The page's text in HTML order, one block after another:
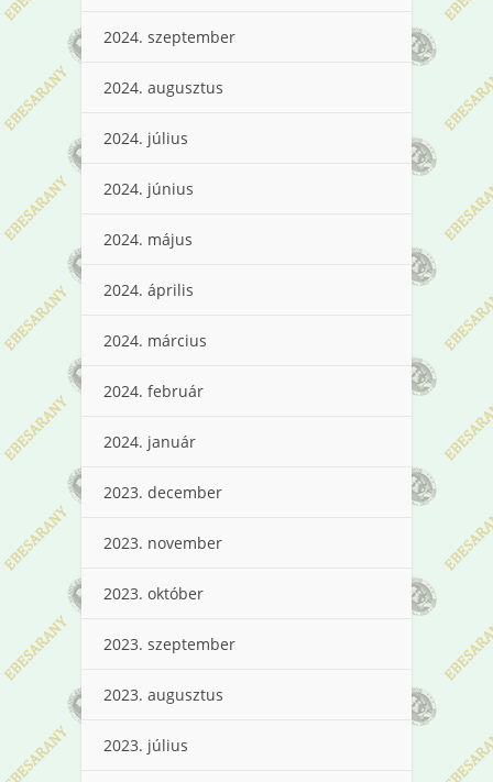
2024. szeptember
2024. augusztus
2024. július
2024. június
2024. május
2024. április
2024. március
2024. február
2024. január
2023. december
2023. november
2023. október
2023. szeptember
2023. augusztus
2023. július